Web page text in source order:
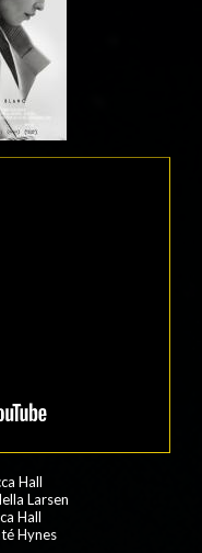
Hall
Larsen
Hall
Hynes